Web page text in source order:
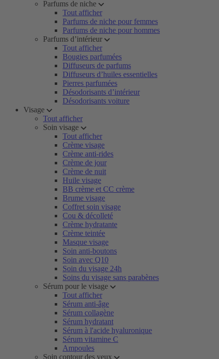
Parfums de niche
Tout afficher
Parfums de niche pour femmes
Parfums de niche pour hommes
Parfums d’intérieur
Tout afficher
Bougies parfumées
Diffuseurs de parfums
Diffuseurs d’huiles essentielles
Pierres parfumées
Désodorisants d’intérieur
Désodorisants voiture
Visage
Tout afficher
Soin visage
Tout afficher
Crème visage
Crème anti-rides
Crème de jour
Crème de nuit
Huile visage
BB crème et CC crème
Brume visage
Coffret soin visage
Cou & décolleté
Crème hydratante
Crème teintée
Masque visage
Soin anti-boutons
Soin avec Q10
Soin du visage 24h
Soins du visage sans parabènes
Sérum pour le visage
Tout afficher
Sérum anti-âge
Sérum collagène
Sérum hydratant
Sérum à l'acide hyaluronique
Sérum vitamine C
Ampoules
Soin contour des yeux